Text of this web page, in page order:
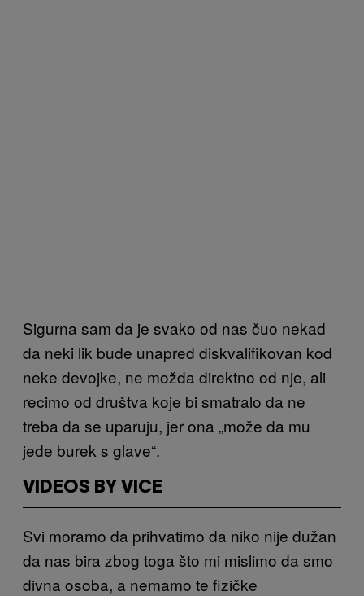
Sigurna sam da je svako od nas čuo nekad
da neki lik bude unapred diskvalifikovan kod
neke devojke, ne možda direktno od nje, ali
recimo od društva koje bi smatralo da ne
treba da se uparuju, jer ona „može da mu
jede burek s glave“.
VIDEOS BY VICE
Svi moramo da prihvatimo da niko nije dužan
da nas bira zbog toga što mi mislimo da smo
divna osoba, a nemamo te fizičke